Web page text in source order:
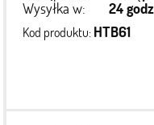
Wysyłka w: 24
Kod produktu:HTB61